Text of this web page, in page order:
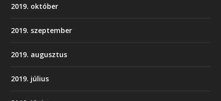
2019. október
2019. szeptember
2019. augusztus
2019. július